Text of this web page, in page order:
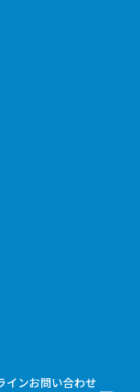
インお問い合わせ